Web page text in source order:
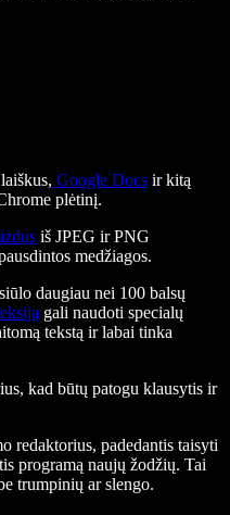
Google Docs ir kitą
plėtinį.
iš JPEG ir PNG
medžiagos.
daugiau nei 100 balsų
gali naudoti specialų
tekstą ir labai tinka
kad būtų patogu klausytis ir
redaktorius, padedantis taisyti
programą naujų žodžių. Tai
trumpinių ar slengo.